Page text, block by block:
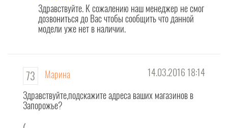
А тепер - ПРО ОСНОВНОМУ! Колективінтернет магазину взуттяСандаль -
це згуртована і дружна команда ПОЗИТИВНИХ людей! Тому
необгрунтованим негативним повідомленнями - не місце на нашому сайті
Приємного нам всім спілкування !!!
Здравствуйте. К сожалению наш менеджер не смог
дозвониться до Вас чтобы сообщить что данной
модели уже нет в наличии.
73 Марина
14.03.2016 18:14
Здравствуйте,подскажите адреса ваших магазинов в
Запорожье?